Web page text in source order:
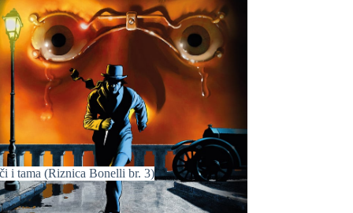
i tama (Riznica Bonelli br. 3)